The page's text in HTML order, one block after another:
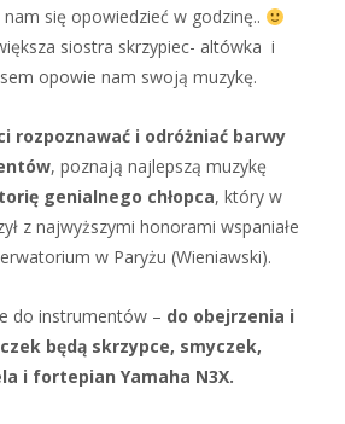
się opowiedzieć w godzinę..
siostra skrzypiec- altówka i
opowie nam swoją muzykę.
rozpoznawać i odróżniać barwy
, poznają najlepszą muzykę
genialnego chłopca, który w
z najwyższymi honorami wspaniałe
w Paryżu (Wieniawski).
do instrumentów – do obejrzenia i
będą skrzypce, smyczek,
i fortepian Yamaha N3X.